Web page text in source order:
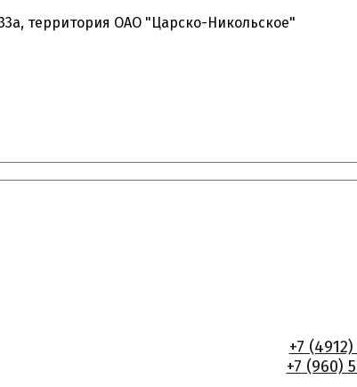
территория ОАО "Царско-Никольское"
+7
+7 (960)